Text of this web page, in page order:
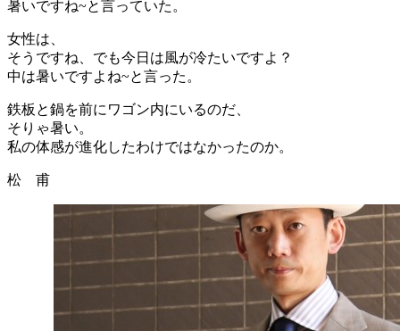
暑いですね~と言っていた。
女性は、
そうですね、でも今日は風が冷たいですよ？
中は暑いですよね~と言った。
鉄板と鍋を前にワゴン内にいるのだ、
そりゃ暑い。
私の体感が進化したわけではなかったのか。
松 甫